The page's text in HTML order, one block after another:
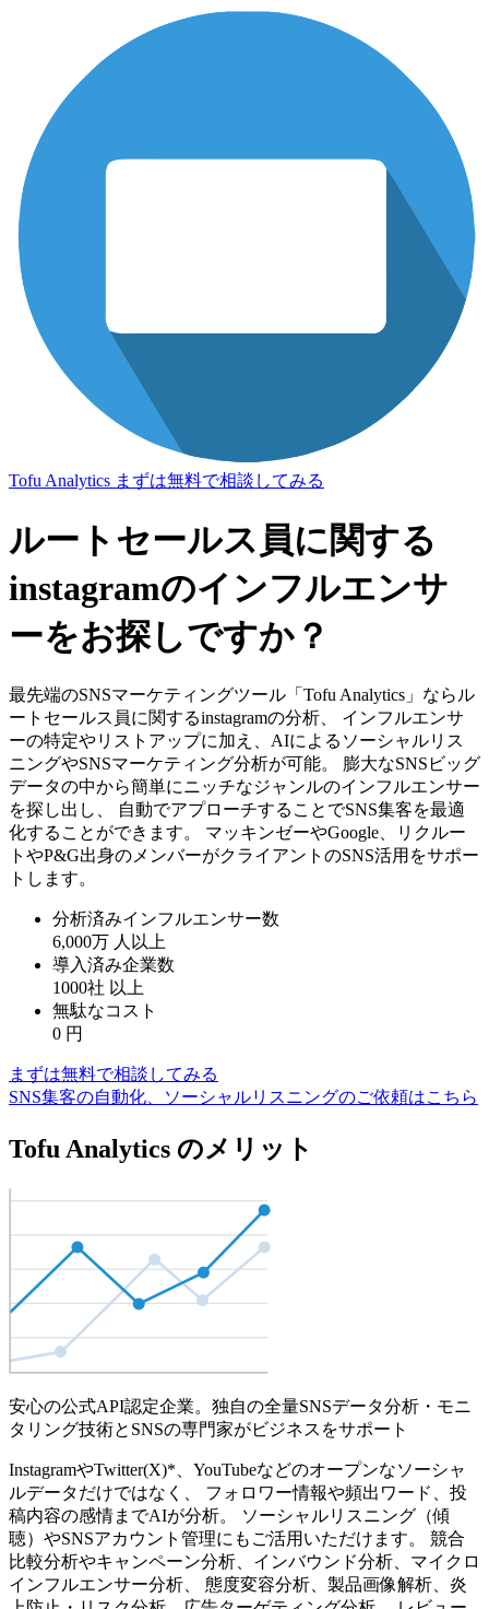
Tofu Analytics まずは無料で相談してみる
ルートセールス員に関する
instagramのインフルエンサ
ーをお探しですか？
最先端のSNSマーケティングツール「Tofu Analytics」ならル
ートセールス員に関するinstagramの分析、 インフルエンサ
ーの特定やリストアップに加え、AIによるソーシャルリス
ニングやSNSマーケティング分析が可能。 膨大なSNSビッグ
データの中から簡単にニッチなジャンルのインフルエンサー
を探し出し、 自動でアプローチすることでSNS集客を最適
化することができます。 マッキンゼーやGoogle、リクルー
トやP&G出身のメンバーがクライアントのSNS活用をサポー
トします。
分析済みインフルエンサー数
6,000万 人以上
導入済み企業数
1000社 以上
無駄なコスト
0 円
まずは無料で相談してみる
SNS集客の自動化、ソーシャルリスニングのご依頼はこちら
Tofu Analytics のメリット
安心の公式API認定企業。独自の全量SNSデータ分析・モニ
タリング技術とSNSの専門家がビジネスをサポート
InstagramやTwitter(X)*、YouTubeなどのオープンなソーシャ
ルデータだけではなく、 フォロワー情報や頻出ワード、投
稿内容の感情までAIが分析。 ソーシャルリスニング（傾
聴）やSNSアカウント管理にもご活用いただけます。 競合
比較分析やキャンペーン分析、インバウンド分析、マイクロ
インフルエンサー分析、 態度変容分析、製品画像解析、炎